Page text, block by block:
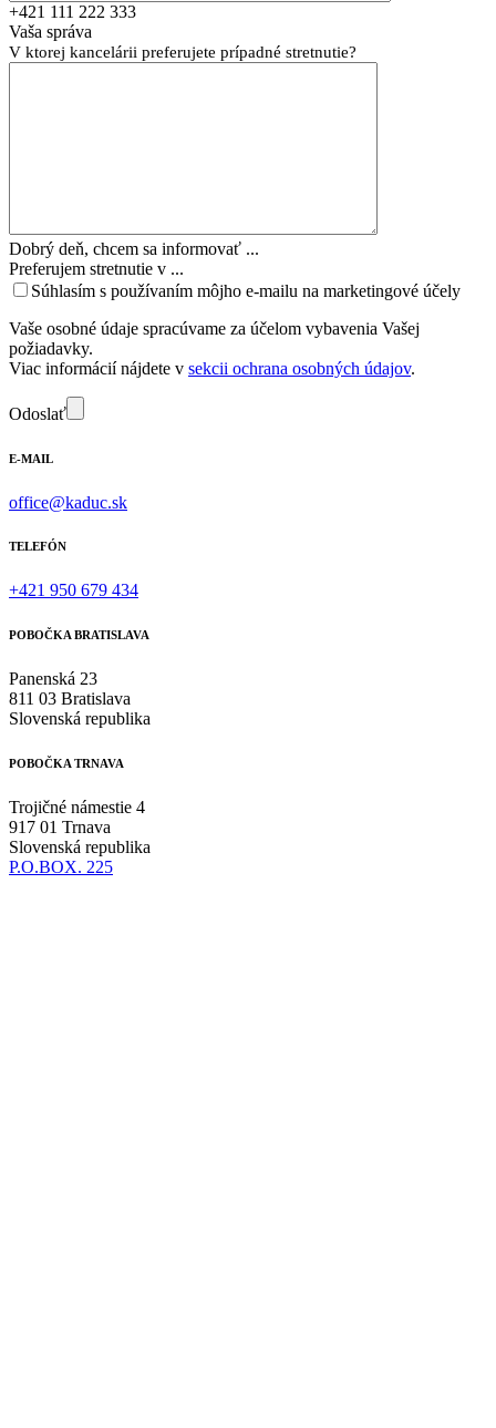
+421 111 222 333
Vaša správa
V ktorej kancelárii preferujete prípadné stretnutie?
Dobrý deň, chcem sa informovať ...
Preferujem stretnutie v ...
Súhlasím s používaním môjho e-mailu na marketingové účely
Vaše osobné údaje spracúvame za účelom vybavenia Vašej
požiadavky.
Viac informácií nájdete v sekcii ochrana osobných údajov.
Odoslať
E-MAIL
office@kaduc.sk
TELEFÓN
+421 950 679 434
POBOČKA BRATISLAVA
Panenská 23
811 03 Bratislava
Slovenská republika
POBOČKA TRNAVA
Trojičné námestie 4
917 01 Trnava
Slovenská republika
P.O.BOX. 225